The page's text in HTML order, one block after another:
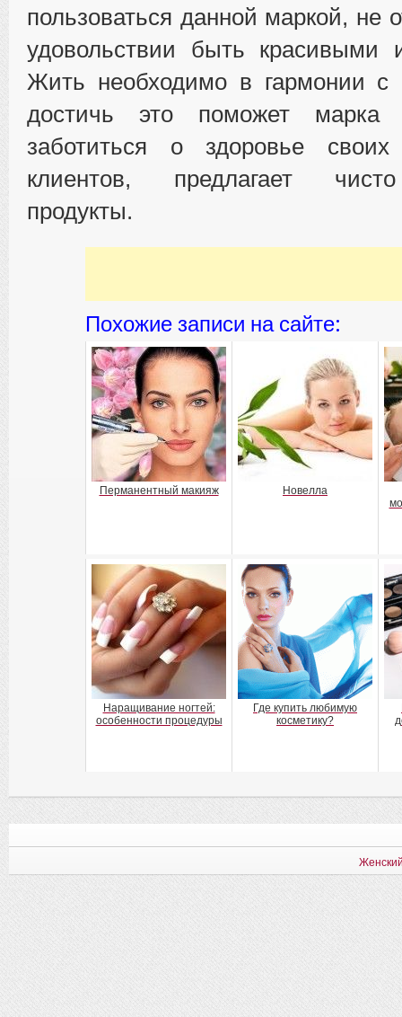
пользоваться данной маркой, не
удовольствии быть красивыми
Жить необходимо в гармонии
достичь это поможет марка
заботиться о здоровье своих
клиентов, предлагает
продукты.
Похожие записи на сайте:
Перманентный макияж
Новелла
Наращивание ногтей:
особенности процедуры
Где купить любимую
косметику?